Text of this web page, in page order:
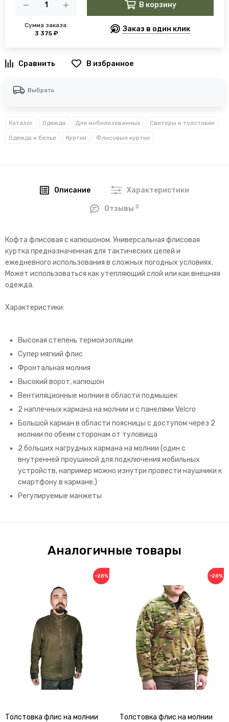
Сумма заказа:
3 375 ₽
В корзину
Заказ в один клик
В избранное
Выбрать
Каталог Одежда Для мобилизованных Свитеры и толстовки
Одежда и белье Куртки Флисовые куртки
Описание Характеристики
Отзывы0
Кофта флисовая с капюшоном. Универсальная флисовая
куртка предназначенная для тактических целей и
ежедневного использования в сложных погодных условиях.
Может использоваться как утепляющий слой или как внешняя
одежда.
Характеристики:
Высокая степень термоизоляции
Cупер мягкий флис
Фронтальная молния
Высокий ворот, капюшон
Вентиляционные молнии в области подмышек
2 наплечных кармана на молнии и с панелями Velcro
Большой карман в области поясницы с доступом через 2
молнии по обеим сторонам от туловища
2 больших нагрудных кармана на молнии (один с
внутренней проушиной для подключения мобильных
устройств, например можно изнутри провести наушники к
смартфону в кармане.)
Регулируемые манжеты
Аналогичные товары
−28%
Толстовка флис на молнии
−28%
Толстовка флис на молнии